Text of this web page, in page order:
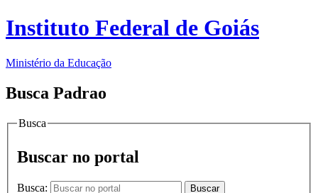
Instituto Federal de Goiás
Ministério da Educação
Busca Padrao
Busca
Buscar no portal
Busca: Buscar